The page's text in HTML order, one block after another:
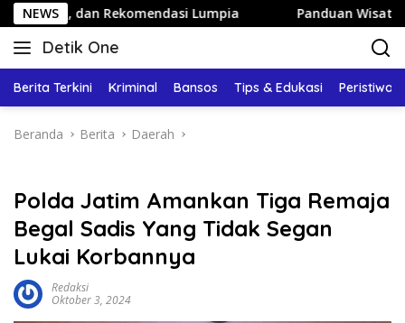
Langsung
ke
konten
NEWS
Rekomendasi Lumpia Panduan Wisata Keluarga ke
Detik One
Tajam
Fakta
Berita Terkini Kriminal Bansos Tips & Edukasi Peristiwa
Beranda Berita Daerah
Polda Jatim Amankan Tiga Remaja
Begal Sadis Yang Tidak Segan
Lukai Korbannya
Redaksi
Oktober 3, 2024